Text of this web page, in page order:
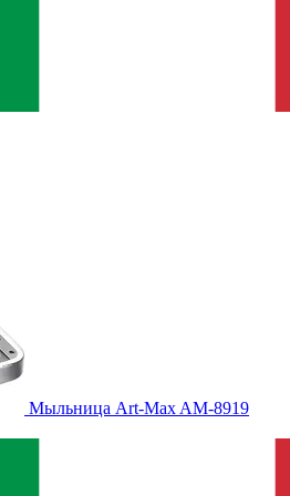
Мыльница Art-Max AM-8919